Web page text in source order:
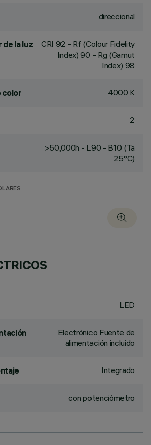
direccional
de la luz CRI 92 - Rf (Colour Fidelity
Index) 90 - Rg (Gamut
Index) 98
color 4000 K
2
>50,000h - L90 - B10 (Ta
25°C)
LED
Electrónico Fuente de
alimentación incluido
Integrado
con potenciómetro